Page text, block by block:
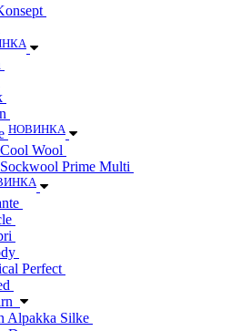
НОВИНКА
Wool
Prime Multi
Perfect
Alpakka Silke